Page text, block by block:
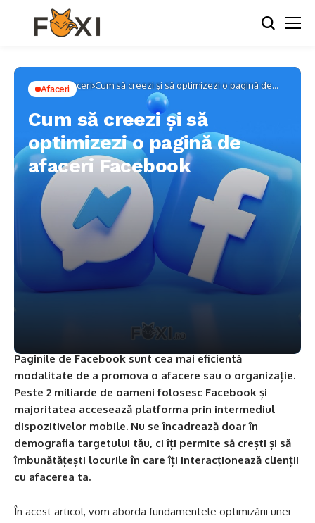
Home Afaceri Cum să creezi și să optimizezi o pagină de
afaceri Facebook
Afaceri
Cum să creezi și să
optimizezi o pagină de
afaceri Facebook
Paginile de Facebook sunt cea mai eficientă
modalitate de a promova o afacere sau o organizație.
Peste 2 miliarde de oameni folosesc Facebook și
majoritatea accesează platforma prin intermediul
dispozitivelor mobile. Nu se încadrează doar în
demografia targetului tău, ci îți permite să crești și să
îmbunătățești locurile în care îți interacționează clienții
cu afacerea ta.
În acest articol, vom aborda fundamentele optimizării unei